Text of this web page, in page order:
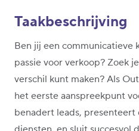
Taakbeschrijving
Ben jij een communicatieve
passie voor verkoop? Zoek
verschil kunt maken? Als
het eerste aanspreekpunt
benadert leads, presenteert